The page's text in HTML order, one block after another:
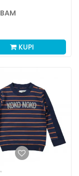
BAM
KUPI